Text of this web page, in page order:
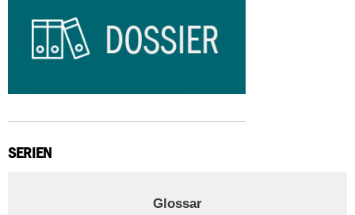
SERIEN
Glossar